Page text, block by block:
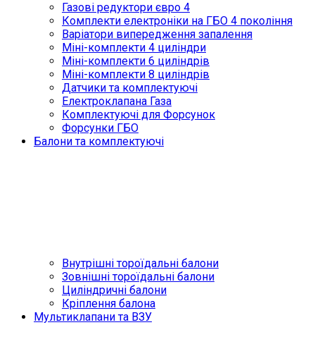
Газові редуктори євро 4
Комплекти електроніки на ГБО 4 покоління
Варіатори випередження запалення
Міні-комплекти 4 циліндри
Міні-комплекти 6 циліндрів
Міні-комплекти 8 циліндрів
Датчики та комплектуючі
Електроклапана Газа
Комплектуючі для Форсунок
Форсунки ГБО
Балони та комплектуючі
Внутрішні тороїдальні балони
Зовнішні тороїдальні балони
Циліндричні балони
Кріплення балона
Мультиклапани та ВЗУ